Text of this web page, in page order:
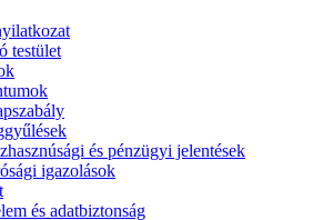
testület
és pénzügyi jelentések
igazolások
és adatbiztonság